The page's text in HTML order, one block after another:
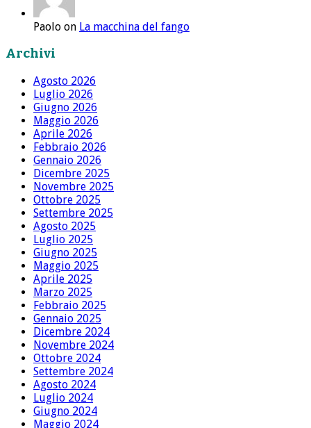
Paolo on La macchina del fango
Archivi
Agosto 2026
Luglio 2026
Giugno 2026
Maggio 2026
Aprile 2026
Febbraio 2026
Gennaio 2026
Dicembre 2025
Novembre 2025
Ottobre 2025
Settembre 2025
Agosto 2025
Luglio 2025
Giugno 2025
Maggio 2025
Aprile 2025
Marzo 2025
Febbraio 2025
Gennaio 2025
Dicembre 2024
Novembre 2024
Ottobre 2024
Settembre 2024
Agosto 2024
Luglio 2024
Giugno 2024
Maggio 2024